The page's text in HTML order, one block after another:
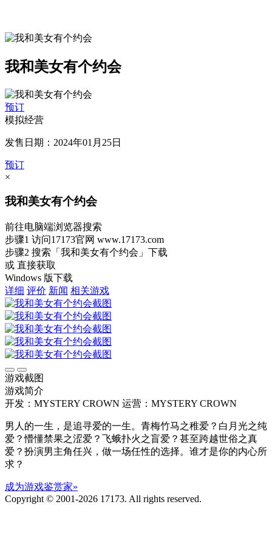
我和美女有个约会
预订
模拟经营
发售日期：2024年01月25日
预订
×
我和美女有个约会
前往电脑端浏览器搜索
步骤1 访问17173官网 www.17173.com
步骤2 搜索 「我和美女有个约会」 下载
或 直接获取
Windows 版下载
详细 评价 新闻 相关游戏
游戏截图
游戏简介
开发：MYSTERY CROWN 运营：MYSTERY CROWN
男人的一生，是追寻爱的一生。青梅竹马之稚爱？白月光之纯
爱？懵懂禁果之涩爱？飞蛾扑火之盲爱？甚至跨越世俗之真
爱？扮演男主角任兴，做一场任性的选择。谁才是你的内心所
求？
成为游戏鉴赏家»
Copyright © 2001-2026 17173. All rights reserved.